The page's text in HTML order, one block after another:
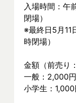
入場時間：午
閉場）
※最終日5月11
時閉場）
金額（前売り
一般：2,000円
小学生：1,000